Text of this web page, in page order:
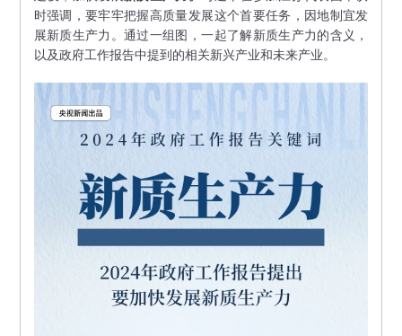
时强调，要牢牢把握高质量发展这个首要任务，因地制宜发
展新质生产力。通过一组图，一起了解新质生产力的含义，
以及政府工作报告中提到的相关新兴产业和未来产业。